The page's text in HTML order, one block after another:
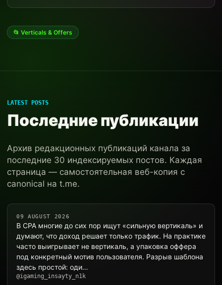
📂 Verticals & Offers
LATEST POSTS
Последние публикации
Архив редакционных публикаций канала за
последние 30 индексируемых постов. Каждая
страница — самостоятельная веб-копия с
canonical на t.me.
09 AUGUST 2026
В CPA многие до сих пор ищут «сильную вертикаль» и
думают, что доход решает только трафик. На практике
часто выигрывает не вертикаль, а упаковка оффера
под конкретный мотив пользователя. Разрыв шаблона
здесь простой: оди…
@igaming_insayty_n1k